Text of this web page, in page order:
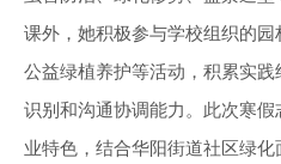
课外，她积极参与学校组织的园
公益绿植养护等活动，积累实
识别和沟通协调能力。此次寒
业特色，结合华阳街道社区绿